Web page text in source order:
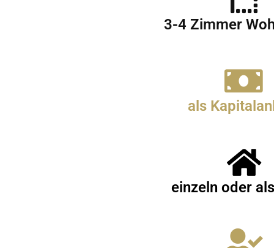
3-4 Zimmer
als
einzeln oder